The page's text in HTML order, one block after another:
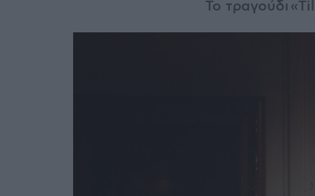
Το τραγούδι